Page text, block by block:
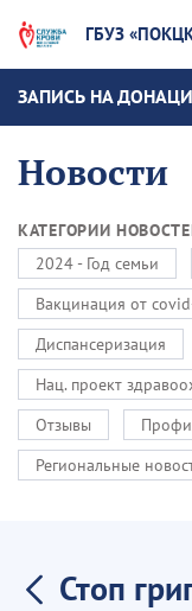
ГБУЗ
ЗАПИСЬ НА
Новости
КАТЕГОРИИ
2024 - Год семьи
Вакцинация от
Диспансеризация
Нац. проект
Отзывы
Региональные
Стоп